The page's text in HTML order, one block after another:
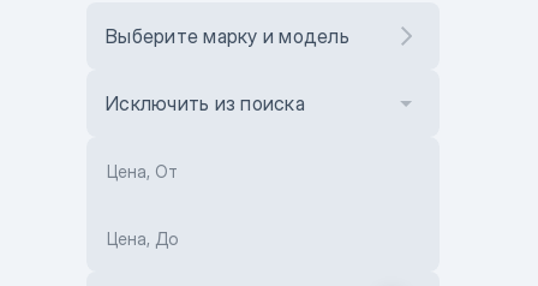
Выберите марку и модель
Исключить из поиска
Цена, От
Цена, До